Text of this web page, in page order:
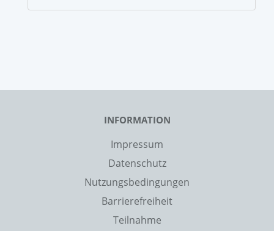
INFORMATION
Impressum
Datenschutz
Nutzungsbedingungen
Barrierefreiheit
Teilnahme